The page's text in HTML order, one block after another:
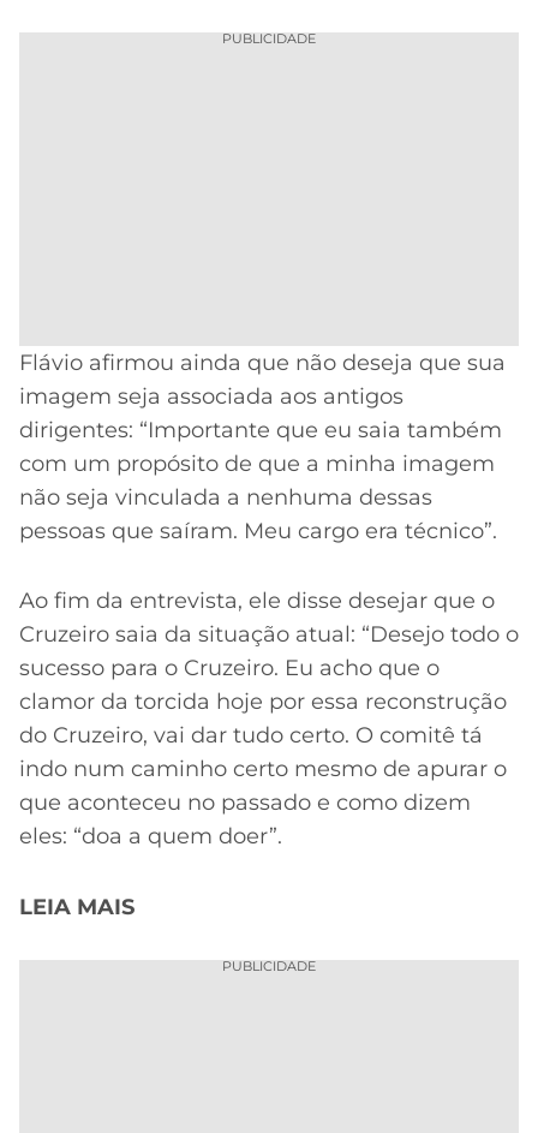
PUBLICIDADE
Flávio afirmou ainda que não deseja que sua
imagem seja associada aos antigos
dirigentes: “Importante que eu saia também
com um propósito de que a minha imagem
não seja vinculada a nenhuma dessas
pessoas que saíram. Meu cargo era técnico”.
Ao fim da entrevista, ele disse desejar que o
Cruzeiro saia da situação atual: “Desejo todo o
sucesso para o Cruzeiro. Eu acho que o
clamor da torcida hoje por essa reconstrução
do Cruzeiro, vai dar tudo certo. O comitê tá
indo num caminho certo mesmo de apurar o
que aconteceu no passado e como dizem
eles: “doa a quem doer”.
LEIA MAIS
PUBLICIDADE